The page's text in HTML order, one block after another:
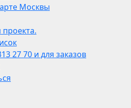
Москвы
27 70 и для заказов